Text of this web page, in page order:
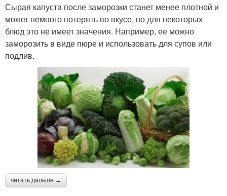
Сырая капуста после заморозки станет менее плотной и
может немного потерять во вкусе, но для некоторых
блюд это не имеет значения. Например, ее можно
заморозить в виде пюре и использовать для супов или
подлив.
читать дальше →